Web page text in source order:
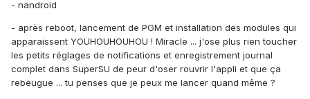
- nandroid
- après reboot, lancement de PGM et installation des modules qui
apparaissent YOUHOUHOUHOU ! Miracle ... j'ose plus rien toucher
les petits réglages de notifications et enregistrement journal
complet dans SuperSU de peur d'oser rouvrir l'appli et que ça
rebeugue ... tu penses que je peux me lancer quand même ?